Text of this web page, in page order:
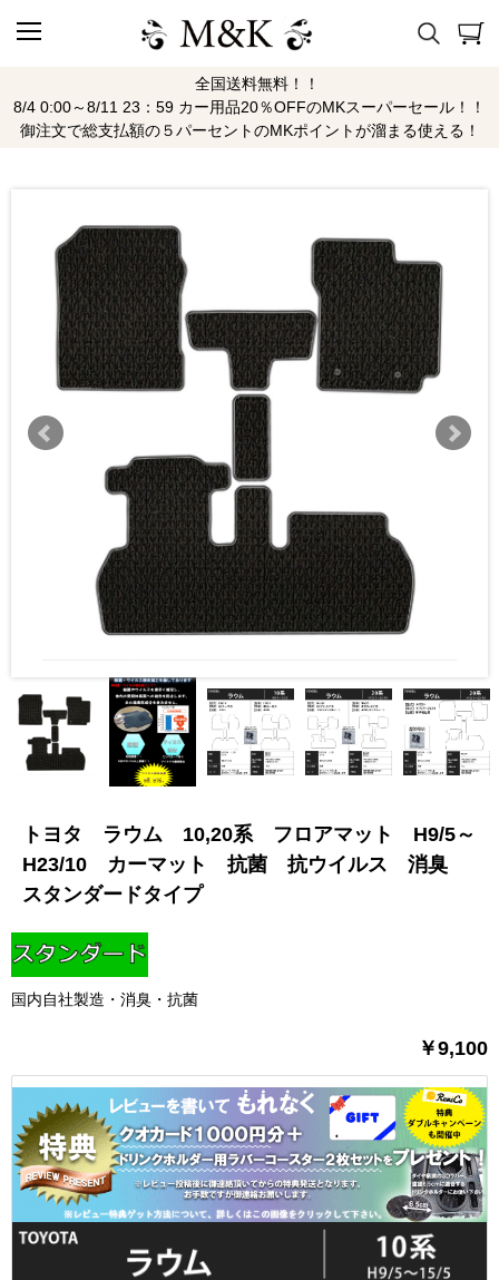
全国送料無料！！
8/4 0:00～8/11 23：59 カー用品20％OFFのMKスーパーセール！！
御注文で総支払額の５パーセントのMKポイントが溜まる使える！
トヨタ ラウム 10,20系 フロアマット H9/5～
H23/10 カーマット 抗菌 抗ウイルス 消臭
スタンダードタイプ
国内自社製造・消臭・抗菌
￥9,100